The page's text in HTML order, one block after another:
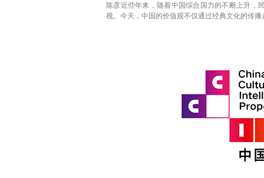
陈彦近些年来，随着中国综合国力的不断上升，
视。今天，中国的价值观不仅通过经典文化的传